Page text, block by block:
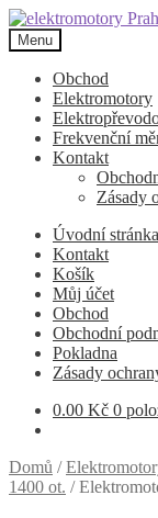
Přeskočit
na
navigaci
Přejít
k
obsahu
webu
Menu
Obchod
Elektromotory
Frekvenční
Kontakt
Zásady
Úvodní stránka
Kontakt
Košík
Můj účet
Obchod
Obchodní
Pokladna
Zásady
0.00 Kč 0
Domů /
1400 ot. /